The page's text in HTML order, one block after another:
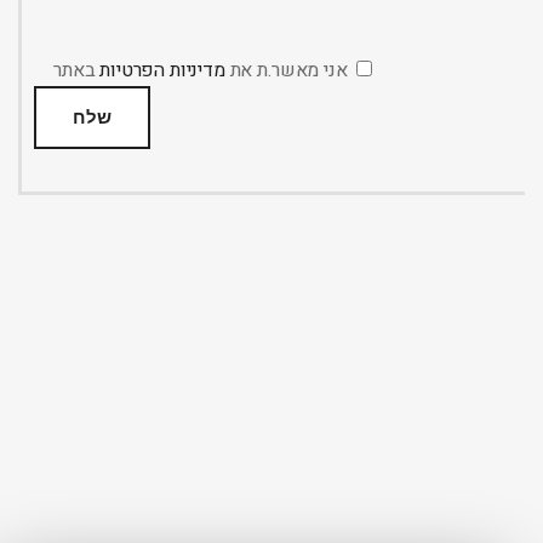
אני מאשר.ת אתמדיניות הפרטיותבאתר